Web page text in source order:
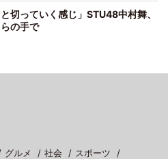
切っていく感じ」STU48中村舞、
の手で
グルメ 社会
スポーツ